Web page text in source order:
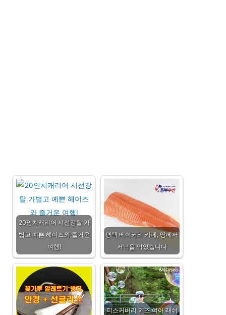
20인치캐리어 시선강탈 가
볍고 예쁜 헤이즈와 즐거운
여행!
평택 베이커리 카페, 땅에서
저녁을 먹었습니다
디스커버리 키즈 여아 래쉬